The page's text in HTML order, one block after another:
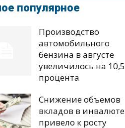
популярное
Производство
автомобильного
бензина в августе
увеличилось на 10,5
процента
Снижение объемов
вкладов в инвалюте
привело к росту